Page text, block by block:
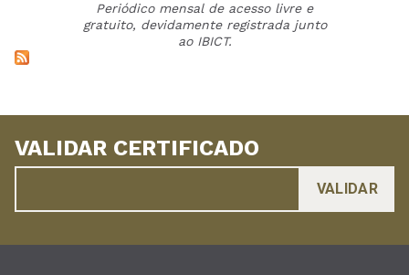
Periódico mensal de acesso livre e
gratuito, devidamente registrada junto
ao IBICT.
VALIDAR CERTIFICADO